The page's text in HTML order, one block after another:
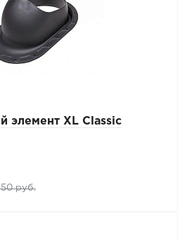
элемент XL Classic
руб.